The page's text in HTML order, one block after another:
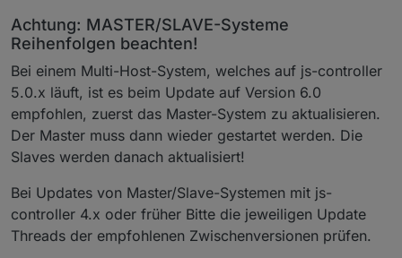
Achtung: MASTER/SLAVE-Systeme
Reihenfolgen beachten!
Bei einem Multi-Host-System, welches auf js-controller
5.0.x läuft, ist es beim Update auf Version 6.0
empfohlen, zuerst das Master-System zu aktualisieren.
Der Master muss dann wieder gestartet werden. Die
Slaves werden danach aktualisiert!
Bei Updates von Master/Slave-Systemen mit js-
controller 4.x oder früher Bitte die jeweiligen Update
Threads der empfohlenen Zwischenversionen prüfen.